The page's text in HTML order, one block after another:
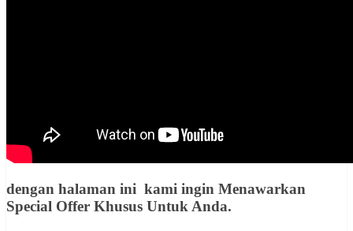
dengan halaman ini kami ingin Menawarkan
Special Offer Khusus Untuk Anda.